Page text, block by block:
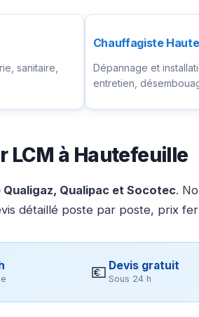
sanitaire,
Chauffagiste
Dépannage et
entretien,
LCM à Hautefeuille
Qualipac et Socotec.
détaillé poste par poste, prix
💶 Devis gratuit
Sous 24 h